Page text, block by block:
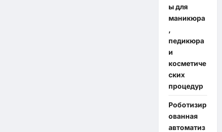
ы для
маникюра
,
педикюра
и
косметиче
ских
процедур
Роботизир
ованная
автоматиз